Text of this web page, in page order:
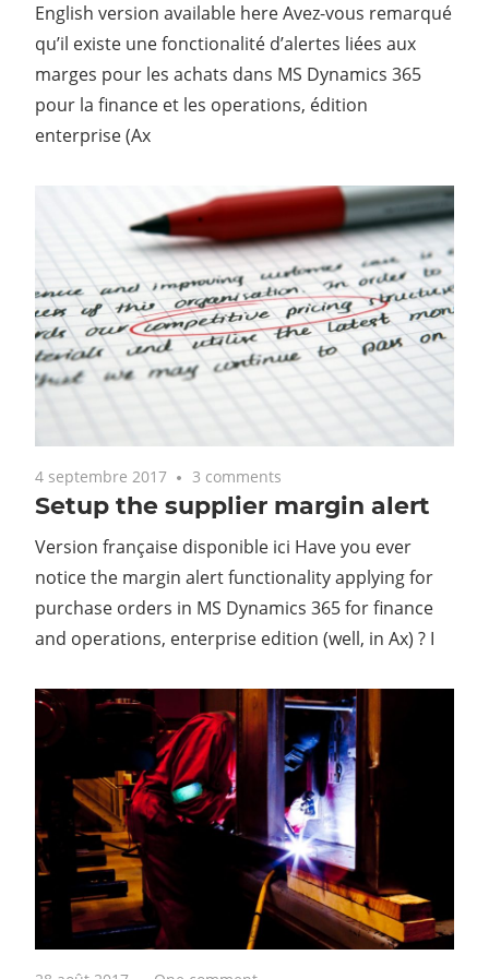
English version available here Avez-vous remarqué
qu’il existe une fonctionalité d’alertes liées aux
marges pour les achats dans MS Dynamics 365
pour la finance et les operations, édition
enterprise (Ax
4 septembre 2017 3 comments
Setup the supplier margin alert
Version française disponible ici Have you ever
notice the margin alert functionality applying for
purchase orders in MS Dynamics 365 for finance
and operations, enterprise edition (well, in Ax) ? I